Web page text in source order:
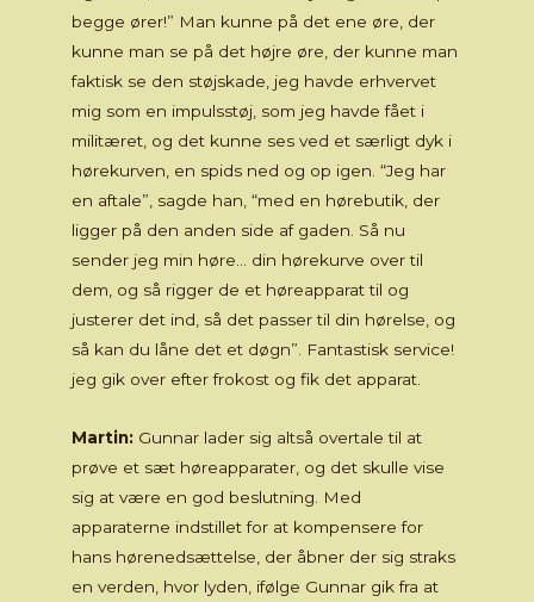
begge ører!” Man kunne på det ene øre, der
kunne man se på det højre øre, der kunne man
faktisk se den støjskade, jeg havde erhvervet
mig som en impulsstøj, som jeg havde fået i
militæret, og det kunne ses ved et særligt dyk i
hørekurven, en spids ned og op igen. “Jeg har
en aftale”, sagde han, “med en hørebutik, der
ligger på den anden side af gaden. Så nu
sender jeg min høre… din hørekurve over til
dem, og så rigger de et høreapparat til og
justerer det ind, så det passer til din hørelse, og
så kan du låne det et døgn”. Fantastisk service!
jeg gik over efter frokost og fik det apparat.
Martin: Gunnar lader sig altså overtale til at
prøve et sæt høreapparater, og det skulle vise
sig at være en god beslutning. Med
apparaterne indstillet for at kompensere for
hans hørenedsættelse, der åbner der sig straks
en verden, hvor lyden, ifølge Gunnar gik fra at